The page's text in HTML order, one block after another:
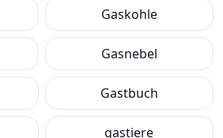
Gaskohle
Gasnebel
Gastbuch
gastiere